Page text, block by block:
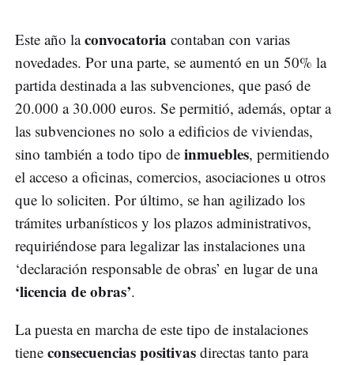
Este año laconvocatoria contaban con varias
novedades. Por una parte, se aumentó en un 50% la
partida destinada a las subvenciones, que pasó de
20.000 a 30.000 euros. Se permitió, además, optar a
las subvenciones no solo a edificios de viviendas,
sino también a todo tipo de inmuebles, permitiendo
el acceso a oficinas, comercios, asociaciones u otros
que lo soliciten. Por último, se han agilizado los
trámites urbanísticos y los plazos administrativos,
requiriéndose para legalizar las instalaciones una
‘declaración responsable de obras’ en lugar de una
‘licencia de obras’.
La puesta en marcha de este tipo de instalaciones
tiene consecuencias positivas directas tanto para